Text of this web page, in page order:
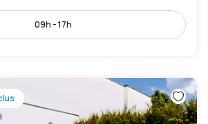
09h - 17h